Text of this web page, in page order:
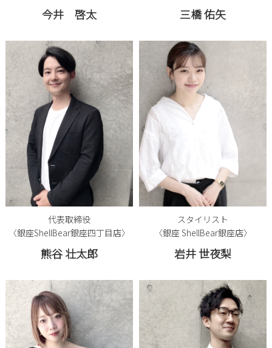
今井 啓太 三橋 佑矢
代表取締役
〈銀座ShellBear銀座四丁目店〉
熊谷 壮太郎
スタイリスト
〈銀座 ShellBear銀座店〉
岩井 世夜梨